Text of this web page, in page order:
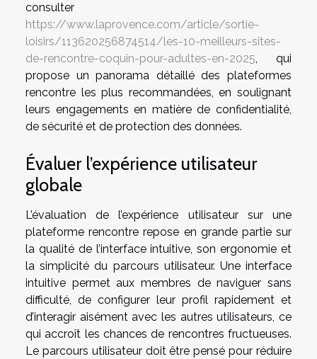
consulter
https://www.laprovence.com/article/sortie-
loisirs/113620256874514/les-10-meilleurs-sites-
de-rencontre-coquin-pour-adultes-en-2025, qui
propose un panorama détaillé des plateformes
rencontre les plus recommandées, en soulignant
leurs engagements en matière de confidentialité,
de sécurité et de protection des données.
Évaluer l’expérience utilisateur
globale
L’évaluation de l’expérience utilisateur sur une
plateforme rencontre repose en grande partie sur
la qualité de l’interface intuitive, son ergonomie et
la simplicité du parcours utilisateur. Une interface
intuitive permet aux membres de naviguer sans
difficulté, de configurer leur profil rapidement et
d’interagir aisément avec les autres utilisateurs, ce
qui accroît les chances de rencontres fructueuses.
Le parcours utilisateur doit être pensé pour réduire